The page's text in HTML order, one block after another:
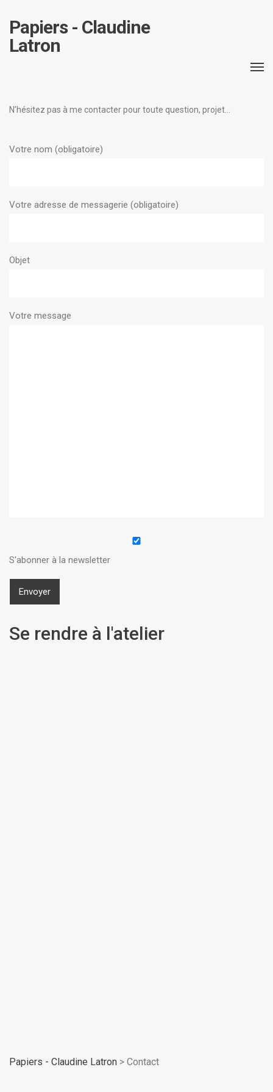
Papiers - Claudine
Latron
N’hésitez pas à me contacter pour toute question, projet…
Votre nom (obligatoire)
Votre adresse de messagerie (obligatoire)
Objet
Votre message
S'abonner à la newsletter
Se rendre à l'atelier
Papiers - Claudine Latron > Contact